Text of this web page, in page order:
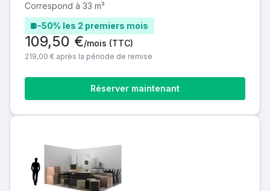
Correspond à 33 m³
-50% les 2 premiers mois
Réserver maintenant
109,50 €/mois (TTC)
219,00 € après la période de remise